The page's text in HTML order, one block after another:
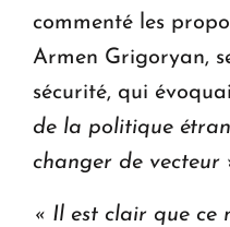
commenté les
Armen Grigoryan,
sécurité, qui
de la politique
changer de vecteur
« Il est clair que ce